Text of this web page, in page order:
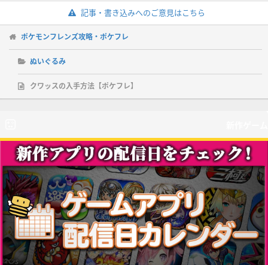
記事・書き込みへのご意見はこちら
ポケモンフレンズ攻略・ポケフレ
ぬいぐるみ
クワッスの入手方法【ポケフレ】